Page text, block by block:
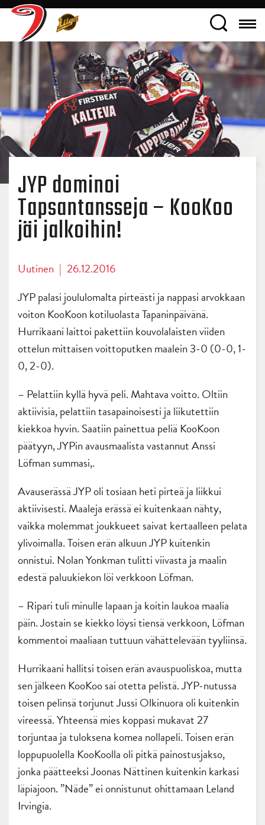
JYP dominoi
Tapsantansseja – KooKoo
jäi jalkoihin!
Uutinen | 26.12.2016
JYP palasi joululomalta pirteästi ja nappasi arvokkaan
voiton KooKoon kotiluolasta Tapaninpäivänä.
Hurrikaani laittoi pakettiin kouvolalaisten viiden
ottelun mittaisen voittoputken maalein 3-0 (0-0, 1-
0, 2-0).
– Pelattiin kyllä hyvä peli. Mahtava voitto. Oltiin
aktiivisia, pelattiin tasapainoisesti ja liikutettiin
kiekkoa hyvin. Saatiin painettua peliä KooKoon
päätyyn, JYPin avausmaalista vastannut Anssi
Löfman summasi,.
Avauserässä JYP oli tosiaan heti pirteä ja liikkui
aktiivisesti. Maaleja erässä ei kuitenkaan nähty,
vaikka molemmat joukkueet saivat kertaalleen pelata
ylivoimalla. Toisen erän alkuun JYP kuitenkin
onnistui. Nolan Yonkman tulitti viivasta ja maalin
edestä paluukiekon löi verkkoon Löfman.
– Ripari tuli minulle lapaan ja koitin laukoa maalia
päin. Jostain se kiekko löysi tiensä verkkoon, Löfman
kommentoi maaliaan tuttuun vähättelevään tyyliinsä.
Hurrikaani hallitsi toisen erän avauspuoliskoa, mutta
sen jälkeen KooKoo sai otetta pelistä. JYP-nutussa
toisen pelinsä torjunut Jussi Olkinuora oli kuitenkin
vireessä. Yhteensä mies koppasi mukavat 27
torjuntaa ja tuloksena komea nollapeli. Toisen erän
loppupuolella KooKoolla oli pitkä painostusjakso,
jonka päätteeksi Joonas Nättinen kuitenkin karkasi
läpiajoon. ”Näde” ei onnistunut ohittamaan Leland
Irvingia.